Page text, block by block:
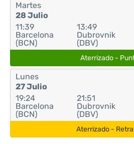
Martes
28 Julio
11:39
Barcelona
(BCN)
13:49
Dubrovnik
(DBV)
Aterrizado -
Lunes
27 Julio
19:24
Barcelona
(BCN)
21:51
Dubrovnik
(DBV)
Aterrizado -